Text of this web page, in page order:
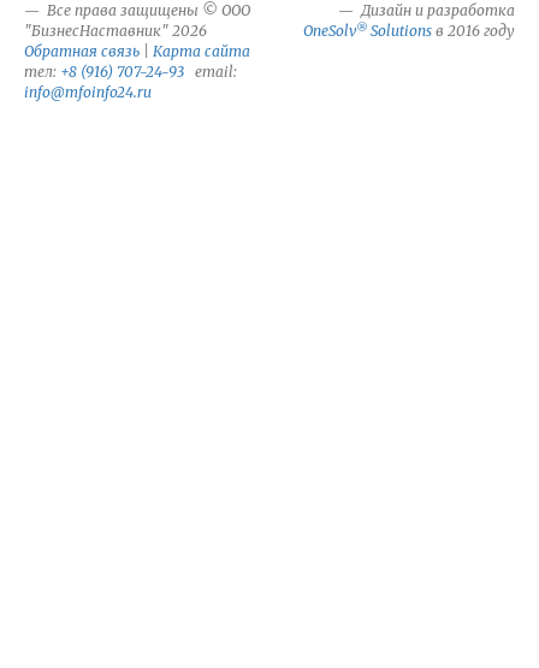
Все права защищены © ООО
"БизнесНаставник" 2026
Обратная связь
Карта сайта
тел: +8 (916) 707-24-93 email:
info@mfoinfo24.ru
Дизайн и разработка
OneSolv® Solutions в 2016 году